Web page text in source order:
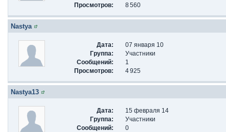
Просмотров:
8 560
Nastya
Дата:
07 января 10
Группа:
Участники
Сообщений:
1
Просмотров:
4 925
Nastya13
Дата:
15 февраля 14
Группа:
Участники
Сообщений:
0